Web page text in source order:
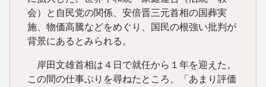
会）と自民党の関係、安倍晋三元首相の国葬実
施、物価高騰などをめぐり、国民の根強い批判が
背景にあるとみられる。
岸田文雄首相は４日で就任から１年を迎えた。
この間の仕事ぶりを尋ねたところ、「あまり評価